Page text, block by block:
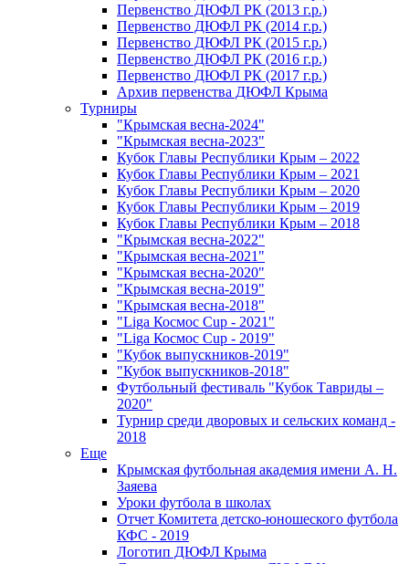
Первенство ДЮФЛ РК (2013 г.р.)
Первенство ДЮФЛ РК (2014 г.р.)
Первенство ДЮФЛ РК (2015 г.р.)
Первенство ДЮФЛ РК (2016 г.р.)
Первенство ДЮФЛ РК (2017 г.р.)
Архив первенства ДЮФЛ Крыма
Турниры
"Крымская весна-2024"
"Крымская весна-2023"
Кубок Главы Республики Крым – 2022
Кубок Главы Республики Крым – 2021
Кубок Главы Республики Крым – 2020
Кубок Главы Республики Крым – 2019
Кубок Главы Республики Крым – 2018
"Крымская весна-2022"
"Крымская весна-2021"
"Крымская весна-2020"
"Крымская весна-2019"
"Крымская весна-2018"
"Liga Космос Cup - 2021"
"Liga Космос Cup - 2019"
"Кубок выпускников-2019"
"Кубок выпускников-2018"
Футбольный фестиваль "Кубок Тавриды –
2020"
Турнир среди дворовых и сельских команд -
2018
Еще
Крымская футбольная академия имени А. Н.
Заяева
Уроки футбола в школах
Отчет Комитета детско-юношеского футбола
КФС - 2019
Логотип ДЮФЛ Крыма